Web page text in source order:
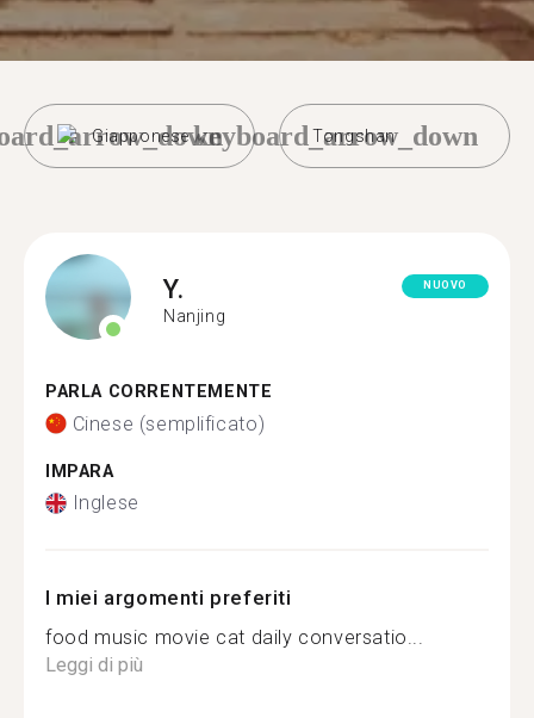
Giapponese Tongshan
keyboard_arrow_down
Y.
Nanjing
NUOVO
PARLA CORRENTEMENTE
Cinese (semplificato)
IMPARA
Inglese
I miei argomenti preferiti
food music movie cat daily conversatio...
Leggi di più